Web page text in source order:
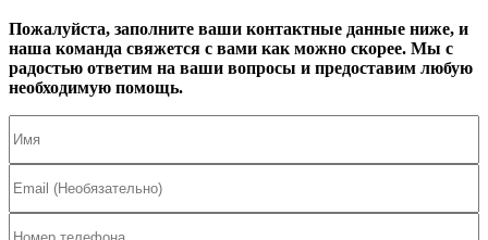
Пожалуйста, заполните ваши контактные данные ниже, и
наша команда свяжется с вами как можно скорее. Мы с
радостью ответим на ваши вопросы и предоставим любую
необходимую помощь.